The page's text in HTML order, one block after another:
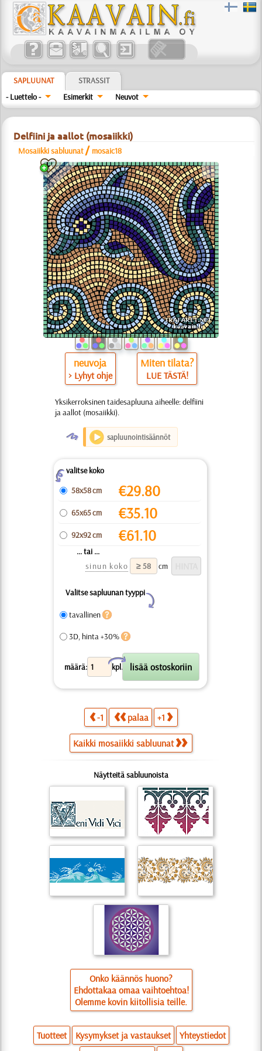
SAPLUUNAT
STRASSIT
- Luettelo -
Esimerkit Neuvot
Delfiini ja aallot (mosaiikki)
Mosaiikki sabluunat / mosaic18
a
neuvoja
> Lyhyt ohje
Miten tilata?
LUE TÄSTÄ!
Yksikerroksinen taidesapluuna aiheelle: delfiini
ja aallot (mosaiikki).
O sapluunointisäännöt
Zvalitse koko
58x58 cm
€29.80
65x65 cm €35.10
92x92 cm €61.10
... tai ...
sinun koko
cm
Valitse sapluunan tyyppi
Y
tavallinen
3D, hinta +30%
määrä: kpl.
X
-1 palaa +1
Kaikki mosaiikki sabluunat
Näytteitä sabluunoista
Onko käännös huono?
Ehdottakaa omaa vaihtoehtoa!
Olemme kovin kiitollisia teille.
Tuotteet Kysymykset ja vastaukset
Yhteystiedot